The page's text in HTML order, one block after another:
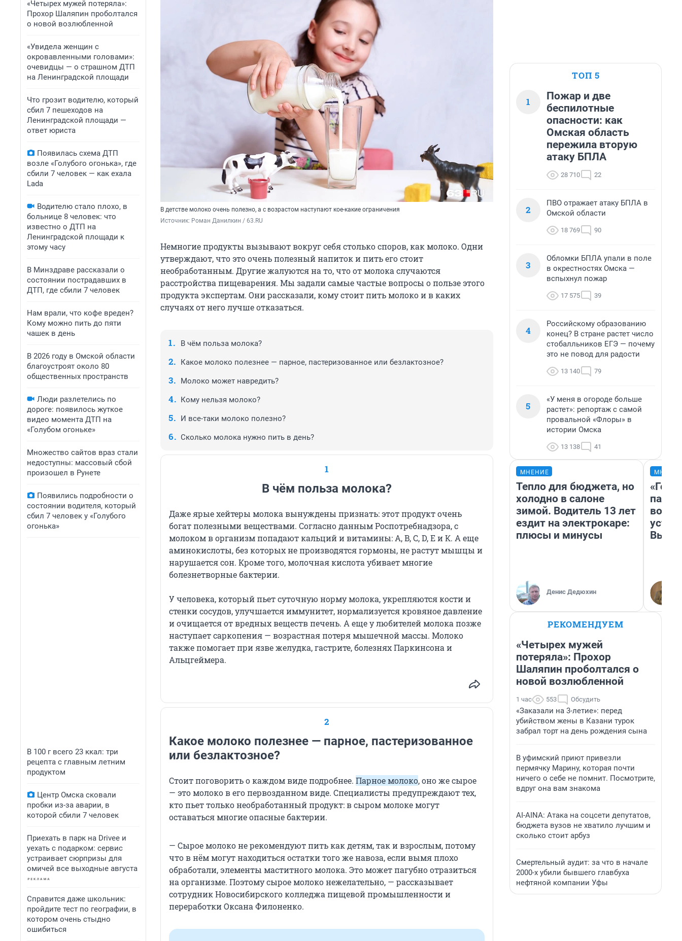
«Четырех мужей потеряла»:
Прохор Шаляпин проболтался
о новой возлюбленной
«Увидела женщин с
окровавленными головами»:
очевидцы — о страшном ДТП
на Ленинградской площади
Что грозит водителю, который
сбил 7 пешеходов на
Ленинградской площади —
ответ юриста
Появилась схема ДТП
возле «Голубого огонька», где
сбили 7 человек — как ехала
Lada
Водителю стало плохо, в
больнице 8 человек: что
известно о ДТП на
Ленинградской площади к
этому часу
В Минздраве рассказали о
состоянии пострадавших в
ДТП, где сбили 7 человек
Нам врали, что кофе вреден?
Кому можно пить до пяти
чашек в день
В 2026 году в Омской области
благоустроят около 80
общественных пространств
Люди разлетелись по
дороге: появилось жуткое
видео момента ДТП на
«Голубом огоньке»
Множество сайтов враз стали
недоступны: массовый сбой
произошел в Рунете
Появились подробности о
состоянии водителя, который
сбил 7 человек у «Голубого
огонька»
В 100 г всего 23 ккал: три
рецепта с главным летним
продуктом
Центр Омска сковали
пробки из-за аварии, в
которой сбили 7 человек
Приехать в парк на Drivee и
уехать с подарком: сервис
устраивает сюрпризы для
омичей все выходные августа
Справится даже школьник:
пройдите тест по географии, в
котором очень стыдно
ошибиться
В детстве молоко очень полезно, а с возрастом наступают кое-какие ограничения
Источник: Роман Данилкин / 63.RU
Немногие продукты вызывают вокруг себя столько споров, как молоко. Одни
утверждают, что это очень полезный напиток и пить его стоит
необработанным. Другие жалуются на то, что от молока случаются
расстройства пищеварения. Мы задали самые частые вопросы о пользе этого
продукта экспертам. Они рассказали, кому стоит пить молоко и в каких
случаях от него лучше отказаться.
В чём польза молока?
Какое молоко полезнее — парное, пастеризованное или безлактозное?
Молоко может навредить?
Кому нельзя молоко?
И все-таки молоко полезно?
Сколько молока нужно пить в день?
1
В чём польза молока?
Даже ярые хейтеры молока вынуждены признать: этот продукт очень
богат полезными веществами. Согласно данным Роспотребнадзора, с
молоком в организм попадают кальций и витамины: A, B, C, D, E и К. А еще
аминокислоты, без которых не производятся гормоны, не растут мышцы и
нарушается сон. Кроме того, молочная кислота убивает многие
болезнетворные бактерии.
У человека, который пьет суточную норму молока, укрепляются кости и
стенки сосудов, улучшается иммунитет, нормализуется кровяное давление
и очищается от вредных веществ печень. А еще у любителей молока позже
наступает саркопения — возрастная потеря мышечной массы. Молоко
также помогает при язве желудка, гастрите, болезнях Паркинсона и
Альцгеймера.
2
Какое молоко полезнее — парное, пастеризованное
или безлактозное?
Стоит поговорить о каждом виде подробнее. Парное молоко, оно же сырое
— это молоко в его первозданном виде. Специалисты предупреждают тех,
кто пьет только необработанный продукт: в сыром молоке могут
оставаться многие опасные бактерии.
— Сырое молоко не рекомендуют пить как детям, так и взрослым, потому
что в нём могут находиться остатки того же навоза, если вымя плохо
обработали, элементы маститного молока. Это может пагубно отразиться
на организме. Поэтому сырое молоко нежелательно, — рассказывает
сотрудник Новосибирского колледжа пищевой промышленности и
переработки Оксана Филоненко.
ТОП 5
1
Пожар и две
беспилотные
опасности: как
Омская область
пережила вторую
атаку БПЛА
28 710 22
2
ПВО отражает атаку БПЛА в
Омской области
18 769 90
3
Обломки БПЛА упали в поле
в окрестностях Омска —
вспыхнул пожар
17 575 39
4
Российскому образованию
конец? В стране растет число
стобалльников ЕГЭ — почему
это не повод для радости
13 140 79
5
«У меня в огороде больше
растет»: репортаж с самой
провальной «Флоры» в
истории Омска
13 138 41
МНЕНИЕ
Тепло для бюджета, но
холодно в салоне
зимой. Водитель 13 лет
ездит на электрокаре:
плюсы и минусы
Денис Дедюхин
РЕКОМЕНДУЕМ
«Четырех мужей
потеряла»: Прохор
Шаляпин проболтался о
новой возлюбленной
1 час 553 Обсудить
«Заказали на 3-летие»: перед
убийством жены в Казани турок
забрал торт на день рождения сына
В уфимский приют привезли
пермячку Марину, которая почти
ничего о себе не помнит. Посмотрите,
вдруг она вам знакома
AI-AINA: Атака на соцсети депутатов,
бюджета вузов не хватило лучшим и
сколько стоит арбуз
Смертельный аудит: за что в начале
2000-х убили бывшего главбуха
нефтяной компании Уфы